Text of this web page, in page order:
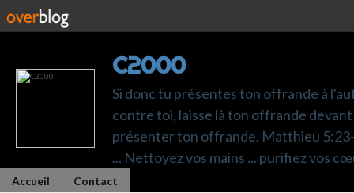
C2000
Si donc tu présentes ton offrande à
contre toi, laisse là ton offrande
présenter ton offrande. Matthieu 5:23-
... Nettoyez vos mains ... purifiez vos
Accueil Contact